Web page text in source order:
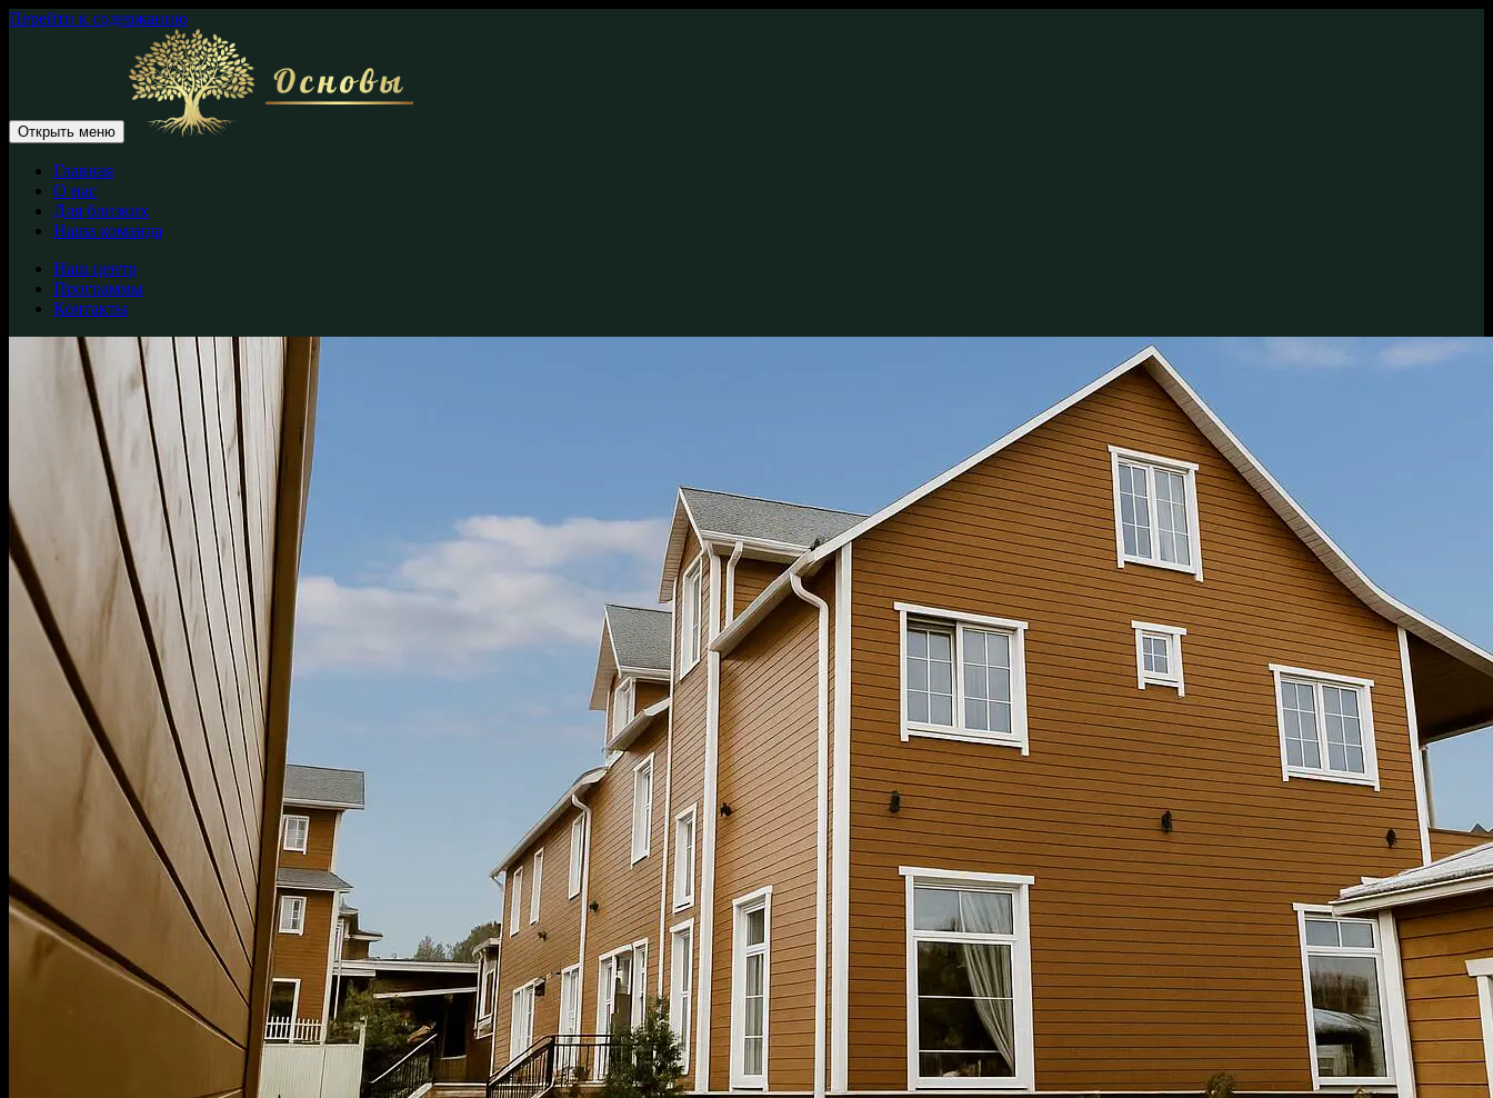
Перейти к содержанию
Открыть меню
Главная
О нас
Для близких
Наша команда
Наш центр
Программы
Контакты